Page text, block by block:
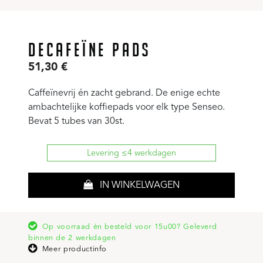
DECAFEÏNE PADS
51,30 €
Caffeïnevrij én zacht gebrand. De enige echte
ambachtelijke koffiepads voor elk type Senseo.
Bevat 5 tubes van 30st.
Levering ≤4 werkdagen
IN WINKELWAGEN
Op voorraad én besteld voor 15u00? Geleverd
binnen de 2 werkdagen
Meer productinfo